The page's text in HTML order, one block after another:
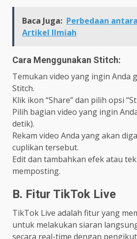
Baca Juga: Perbedaan
Artikel Ilmiah
Cara Menggunakan Stitch:
Temukan video yang ingin Anda
Stitch.
Klik ikon “Share” dan pilih opsi
Pilih bagian video yang ingin
detik).
Rekam video Anda yang akan
cuplikan tersebut.
Edit dan tambahkan efek atau
memposting.
B. Fitur TikTok Live
TikTok Live adalah fitur yang
untuk melakukan siaran
secara real-time dengan